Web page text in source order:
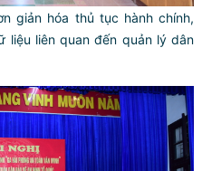
giản hóa thủ tục hành chính,
liệu liên quan đến quản lý dân